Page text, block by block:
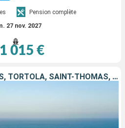
Pension complète
27 nov. 2027
1 015 €
ÉTATS-UNIS, BERMUDES, TORTOLA, SAINT-THOMAS, PORTO RICO, RÉPUBLIQUE DOMINICAINE